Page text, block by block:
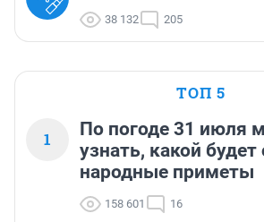
38 132 205
ТОП 5
1
По погоде 31 июля
узнать, какой
народные приметы
158 601 16